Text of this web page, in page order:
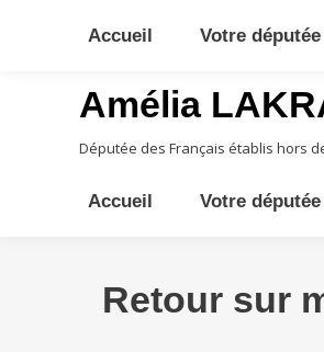
Amélia
Députée des Français établis hors
Accueil Votre députée
Retour sur
Accueil Votre députée